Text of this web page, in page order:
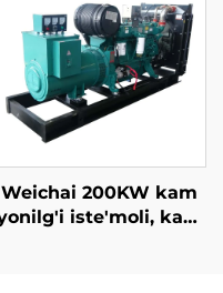
Weichai 200KW kam
iste'moli, kam